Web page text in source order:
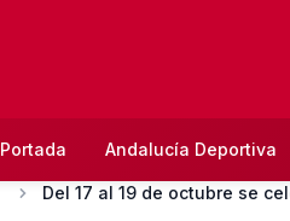
Portada Andalucía Deportiva
Del 17 al 19 de octubre se